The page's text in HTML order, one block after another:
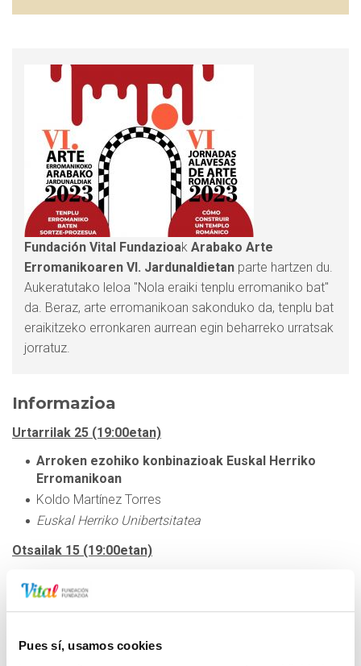
Pues sí, usamos cookies
Fundación Vital Fundazioak Arabako Arte
Erromanikoaren VI. Jardunaldietan parte hartzen du.
Aukeratutako leloa "Nola eraiki tenplu erromaniko bat"
da. Beraz, arte erromanikoan sakonduko da, tenplu bat
eraikitzeko erronkaren aurrean egin beharreko urratsak
jorratuz.
Informazioa
Urtarrilak 25 (19:00etan)
Arroken ezohiko konbinazioak Euskal Herriko
Erromanikoan
Koldo Martínez Torres
Euskal Herriko Unibertsitatea
Otsailak 15 (19:00etan)
erromanikoa eta zentzumenak
Manuel Castiñeiras González
Bartzelonako Unibertsitate Autonomoa